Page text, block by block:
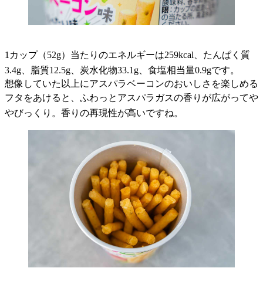
1カップ（52g）当たりのエネルギーは259kcal、たんぱく質
3.4g、脂質12.5g、炭水化物33.1g、食塩相当量0.9gです。
想像していた以上にアスパラベーコンのおいしさを楽しめる
フタをあけると、ふわっとアスパラガスの香りが広がってや
やびっくり。香りの再現性が高いですね。